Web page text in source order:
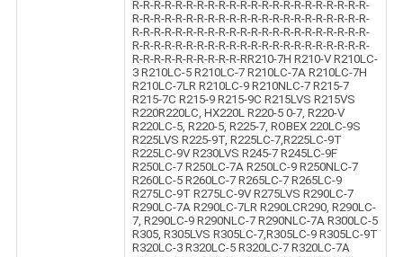
R-R-R-R-R-R-R-R-R-R-R-R-R-R-R-R-R-R-R-R-R-R-
R-R-R-R-R-R-R-R-R-R-R-R-R-R-R-R-R-R-R-R-R-R-
R-R-R-R-R-R-R-R-R-R-R-R-R-R-R-R-R-R-R-R-R-R-
R-R-R-R-R-R-R-R-R-R-R-R-R-R-R-R-R-R-R-R-R-R-
R-R-R-R-R-R-R-R-R-R-RR210-7H R210-V R210LC-
3 R210LC-5 R210LC-7 R210LC-7A R210LC-7H
R210LC-7LR R210LC-9 R210NLC-7 R215-7
R215-7C R215-9 R215-9C R215LVS R215VS
R220R220LC, HX220L R220-5 0-7, R220-V
R220LC-5, R220-5, R225-7, ROBEX 220LC-9S
R225LVS R225-9T, R225LC-7,R225LC-9T
R225LC-9V R230LVS R245-7 R245LC-9F
R250LC-7 R250LC-7A R250LC-9 R250NLC-7
R260LC-5 R260LC-7 R265LC-7 R265LC-9
R275LC-9T R275LC-9V R275LVS R290LC-7
R290LC-7A R290LC-7LR R290LCR290, R290LC-
7, R290LC-9 R290NLC-7 R290NLC-7A R300LC-5
R305, R305LVS R305LC-7,R305LC-9 R305LC-9T
R320LC-3 R320LC-5 R320LC-7 R320LC-7A